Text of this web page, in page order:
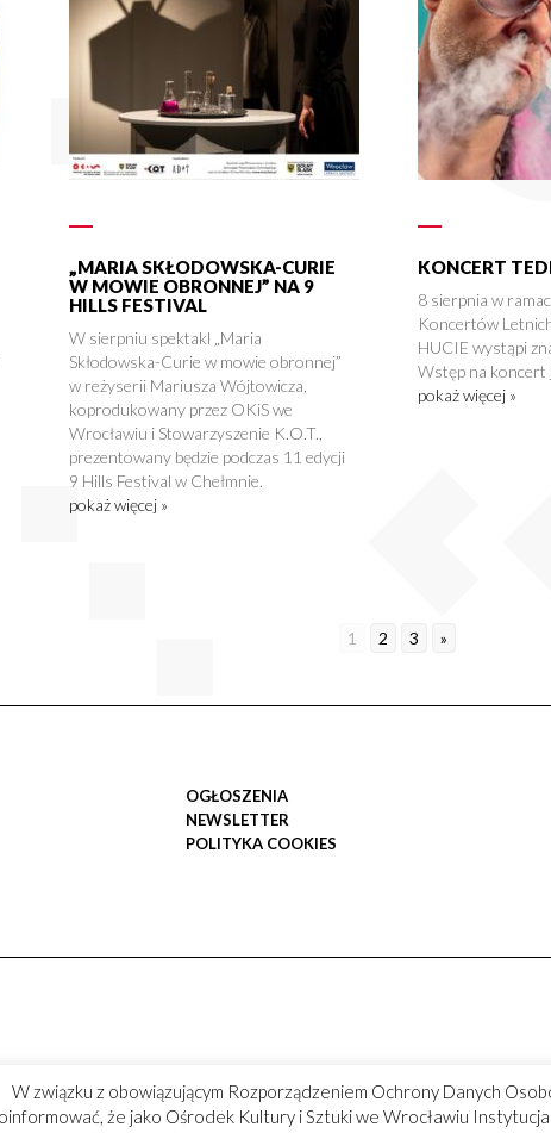
„MARIA SKŁODOWSKA-CURIE
W MOWIE OBRONNEJ” NA 9
HILLS FESTIVAL
W sierpniu spektakl „Maria
Skłodowska-Curie w mowie obronnej”
w reżyserii Mariusza Wójtowicza,
koprodukowany przez OKiS we
Wrocławiu i Stowarzyszenie K.O.T.,
prezentowany będzie podczas 11 edycji
9 Hills Festival w Chełmnie.
pokaż więcej »
KONCERT
8 sierpnia w
Koncertów
HUCIE wystąpi
Wstęp na koncert
pokaż więcej »
1 2 3 »
OGŁOSZENIA
NEWSLETTER
POLITYKA COOKIES
W związku z obowiązującym Rozporządzeniem Ochrony Danych
że jako Ośrodek Kultury i Sztuki we Wrocławiu